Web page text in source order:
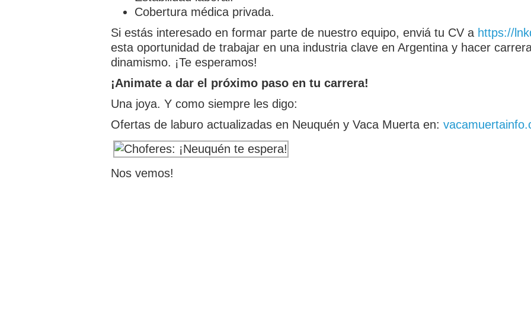
Cobertura médica privada.
Si estás interesado en formar parte de nuestro equipo, enviá tu CV a https://
esta oportunidad de trabajar en una industria clave en Argentina y hacer
dinamismo. ¡Te esperamos!
¡Animate a dar el próximo paso en tu carrera!
Una joya. Y como siempre les digo:
Ofertas de laburo actualizadas en Neuquén y Vaca Muerta en:
Nos vemos!